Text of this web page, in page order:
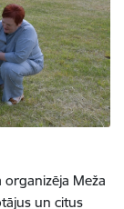
organizēja Meža
un citus